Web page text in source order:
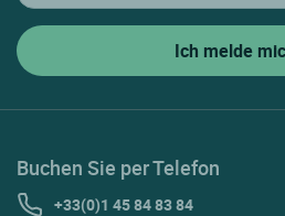
Buchen Sie per Telefon
+33(0)1 45 84 83 84